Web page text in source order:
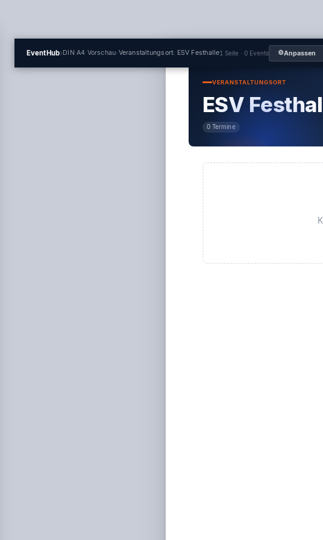
EventHub›DIN A4 Vorschau·Veranstaltungsort: ESV Festhalle1 Seite · 0 Events ⚙Anpassen
VERANSTALTUNGSORT
ESV
0 Termine